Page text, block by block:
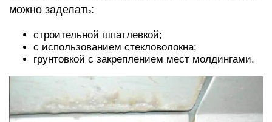
можно заделать:
строительной шпатлевкой;
с использованием стекловолокна;
грунтовкой с закреплением мест молдингами.